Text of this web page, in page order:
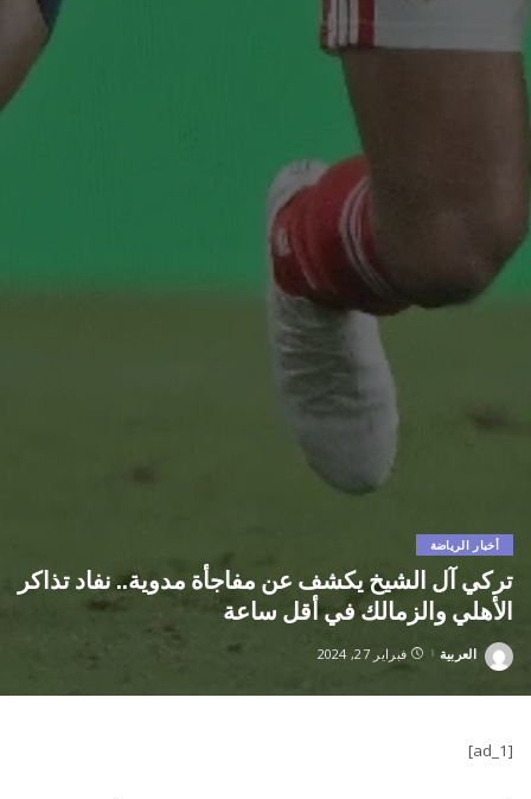
أخبار الرياضة
تركي آل الشيخ يكشف عن مفاجأة مدوية.. نفاد تذاكر
الأهلي والزمالك في أقل ساعة
Posted
العربية فبراير 27, 2024
[ad_1]